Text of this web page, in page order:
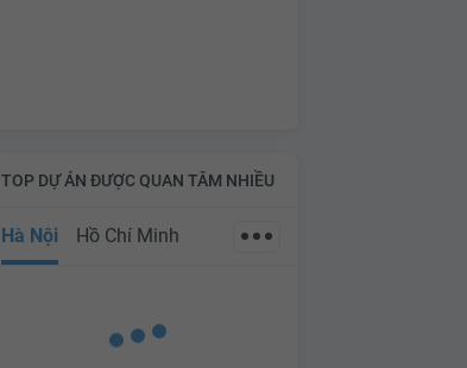
TOP DỰ ÁN ĐƯỢC QUAN TÂM NHIỀU
Hà Nội Hồ Chí Minh